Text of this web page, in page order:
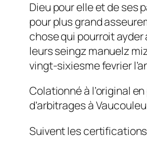
Dieu pour elle et de ses
pour plus grand
chose qui pourroit
leurs seingz manuelz
vingt-sixiesme fevrier
Colationné à l’original
d’arbitrages à
Suivent les